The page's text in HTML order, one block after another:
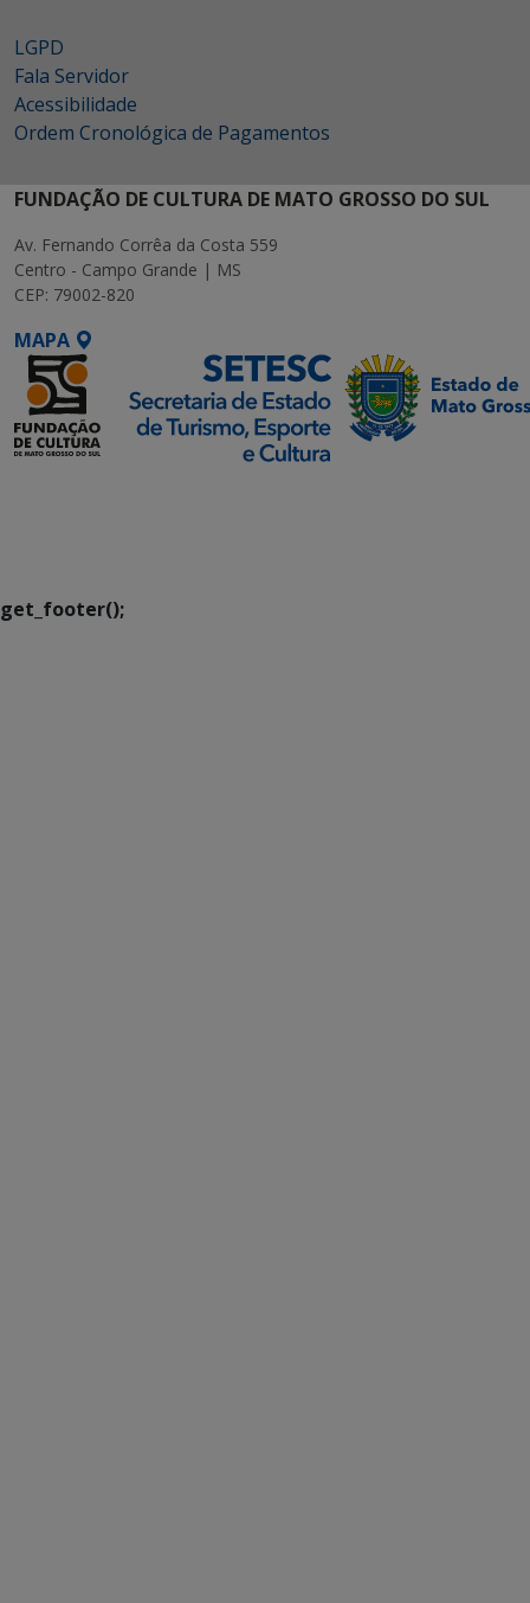
LGPD
Fala Servidor
Acessibilidade
Ordem Cronológica de Pagamentos
FUNDAÇÃO DE CULTURA DE MATO GROSSO DO SUL
Av. Fernando Corrêa da Costa 559
Centro - Campo Grande | MS
CEP: 79002-820
MAPA
get_footer();